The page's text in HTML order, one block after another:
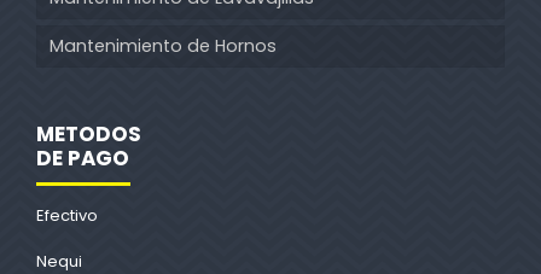
Mantenimiento de Hornos
METODOS
DE PAGO
Efectivo
Nequi